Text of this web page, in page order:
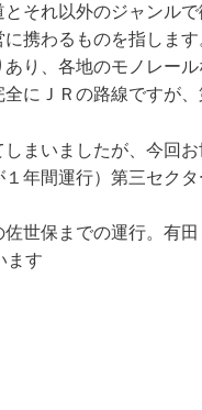
それ以外のジャンル
携わるものを指しま
り、各地のモノレー
にＪＲの路線ですが
まいましたが、今回
年間運行）第三セクタ
世保までの運行。有
ます